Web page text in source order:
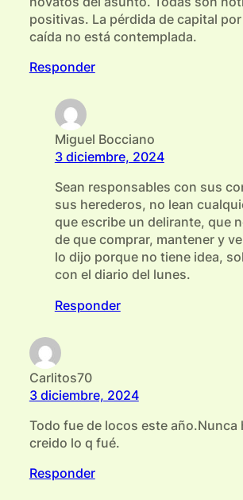
positivas. La pérdida de capital
caída no está contemplada.
Responder
Miguel Bocciano
3 diciembre, 2024
Sean responsables con sus
sus herederos, no lean
que escribe un delirante, que
de que comprar, mantener y
lo dijo porque no tiene idea,
con el diario del lunes.
Responder
Carlitos70
3 diciembre, 2024
Todo fue de locos este año.Nunca
creido lo q fué.
Responder